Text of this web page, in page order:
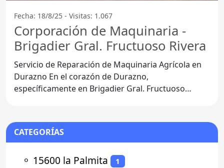
Fecha: 18/8/25 - Visitas: 1.067
Corporación de Maquinaria -
Brigadier Gral. Fructuoso Rivera
Servicio de Reparación de Maquinaria Agrícola en
Durazno En el corazón de Durazno,
específicamente en Brigadier Gral. Fructuoso
CATEGORÍAS
⚬ 15600 la Palmita 1